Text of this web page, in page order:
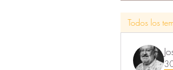
Todos los